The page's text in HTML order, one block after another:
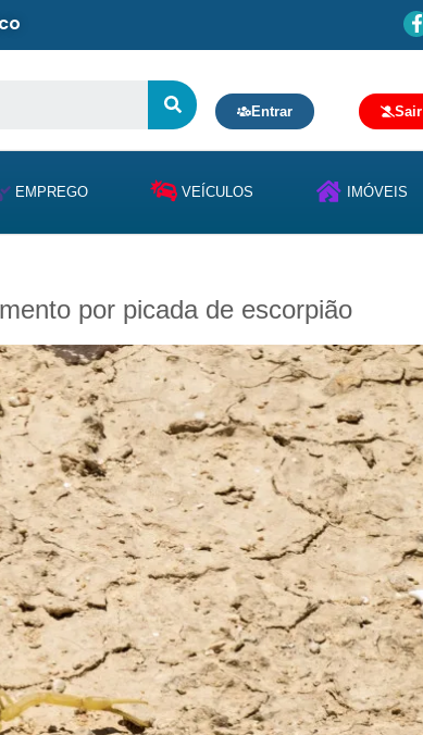
Entrar Sair
EMPREGO VEÍCULOS IMÓVEIS
por picada de escorpião